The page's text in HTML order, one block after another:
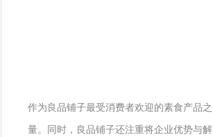
作为良品铺子最受消费者欢迎的素食产品
量。同时，良品铺子还注重将企业优势与